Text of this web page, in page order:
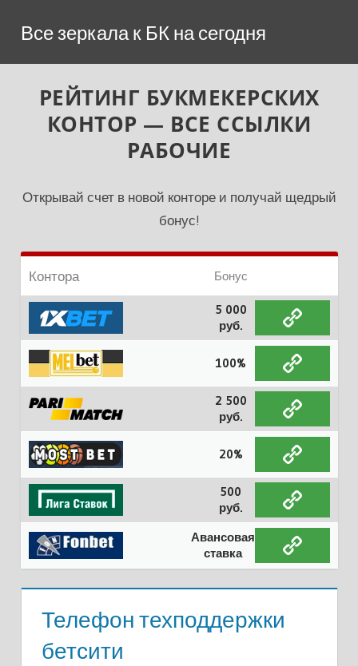
Все зеркала к БК на сегодня
РЕЙТИНГ БУКМЕКЕРСКИХ
КОНТОР — ВСЕ ССЫЛКИ
РАБОЧИЕ
Открывай счет в новой конторе и получай щедрый
бонус!
Контора Бонус
5 000
руб.
100%
2 500
руб.
20%
500
руб.
Авансовая
ставка
Телефон техподдержки
бетсити